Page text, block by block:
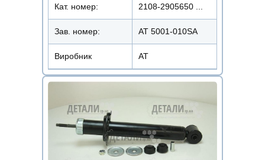
Кат. номер: 2108-2905650 ...
Зав. номер: AT 5001-010SA
Виробник АТ